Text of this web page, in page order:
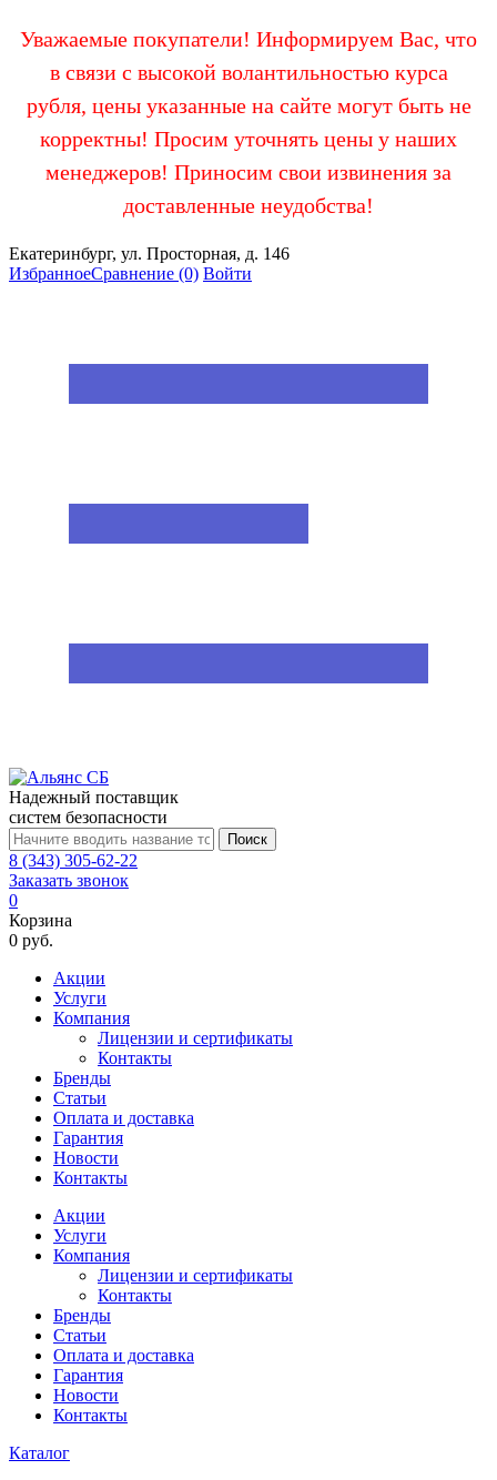
Уважаемые покупатели! Информируем Вас, что
в связи с высокой волантильностью курса
рубля, цены указанные на сайте могут быть не
корректны! Просим уточнять цены у наших
менеджеров! Приносим свои извинения за
доставленные неудобства!
Екатеринбург, ул. Просторная, д. 146
ИзбранноеСравнение (0) Войти
Надежный поставщик
систем безопасности
Поиск
8 (343) 305-62-22
Заказать звонок
0
Корзина
0 руб.
Акции
Услуги
Компания
Лицензии и сертификаты
Контакты
Бренды
Статьи
Оплата и доставка
Гарантия
Новости
Контакты
Акции
Услуги
Компания
Лицензии и сертификаты
Контакты
Бренды
Статьи
Оплата и доставка
Гарантия
Новости
Контакты
Каталог